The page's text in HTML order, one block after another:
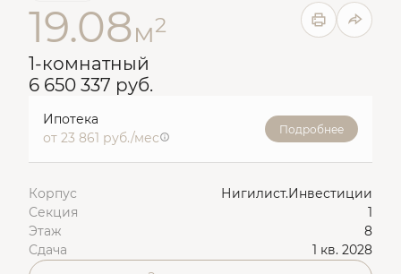
19.08м2
1-комнатный
6 650 337 руб.
Ипотека
от 23 861 руб./мес
Подробнее
Корпус
Нигилист.Инвестиции
Секция
1
Этаж
8
Сдача
1 кв. 2028